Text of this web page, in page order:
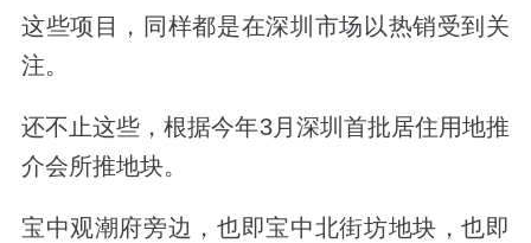
这些项目，同样都是在深圳市场以热销受到关
注。
还不止这些，根据今年3月深圳首批居住用地推
介会所推地块。
宝中观潮府旁边，也即宝中北街坊地块，也即